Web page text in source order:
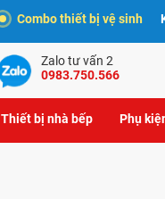
Combo thiết bị vệ sinh
Zalo tư vấn 2
0983.750.566
Thiết bị nhà bếp Phụ